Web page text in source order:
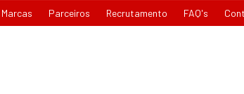
Marcas Parceiros Recrutamento FAQ's